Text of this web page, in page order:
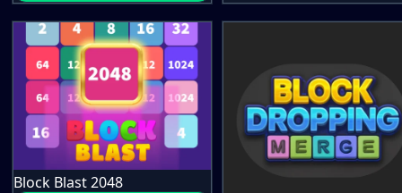
Block Blast 2048